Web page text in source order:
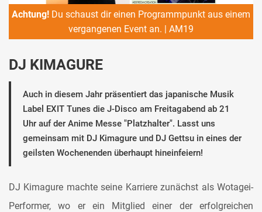
Achtung! Du schaust dir einen Programmpunkt aus einem
vergangenen Event an. | AM19
DJ KIMAGURE
Auch in diesem Jahr präsentiert das japanische Musik
Label EXIT Tunes die J-Disco am Freitagabend ab 21
Uhr auf der Anime Messe "Platzhalter". Lasst uns
gemeinsam mit DJ Kimagure und DJ Gettsu in eines der
geilsten Wochenenden überhaupt hineinfeiern!
DJ Kimagure machte seine Karriere zunächst als Wotagei-
Performer, wo er ein Mitglied einer der erfolgreichen